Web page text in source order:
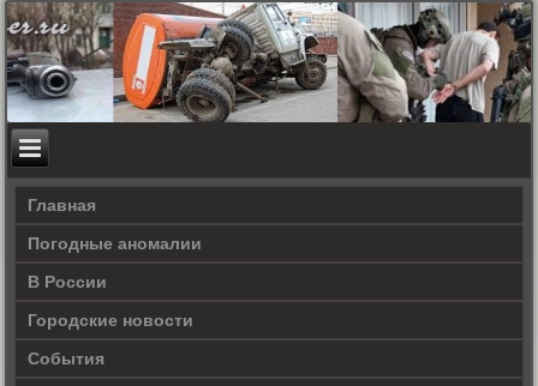
Главная
Погодные аномалии
В России
Городские новости
События